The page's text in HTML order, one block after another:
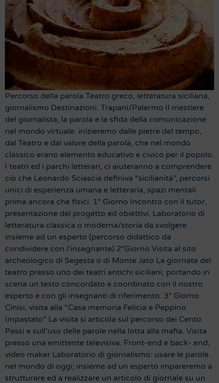
Percorso della parola Teatro greco, letteratura siciliana,
giornalismo Destinazioni. Trapani/Palermo Il mestiere
del giornalista, la parola e la sfida della comunicazione
nel mondo virtuale: inizieremo dalle pietre del tempo,
dal Teatro e dal valore della parola, che nel mondo
classico erano elemento educativo e civico per il popolo.
I teatri ed i parchi letterari, ci aiuteranno a comprendere
ciò che Leonardo Sciascia definiva “sicilianità”, percorsi
unici di esperienza umana e letteraria, spazi mentali
prima ancora che fisici. 1° Giorno Incontro con il tutor,
presentazione del progetto ed obiettivi. Laboratorio di
letteratura classica o moderna/storia da svolgere
insieme ad un esperto (percorso didattico da
condividere con l’insegnante) 2°Giorno Visita al sito
archeologico di Segesta o di Monte Jato La giornata del
teatro presso uno dei teatri antichi siciliani, portando in
scena un testo concordato e coordinato con il nostro
esperto e con gli insegnanti di riferimento. 3° Giorno
Cinisi, visita alla “Casa memoria Felicia e Peppino
Impastato” La visita si articola sul percorso dei Cento
Passi e sull’uso delle parole nella lotta alla mafia. Visita
presso una emittente televisiva. Front-end e back-.end,
video maker Laboratorio di giornalismo: usare le parole
nel mondo di oggi; insieme ad un esperto impareremo a
strutturare ed a realizzare un articolo di giornale su un